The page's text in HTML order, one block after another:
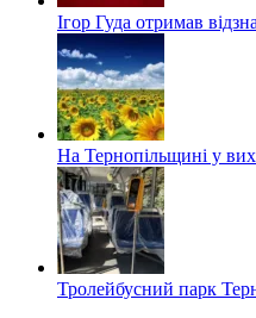
Ігор Гуда отримав
На Тернопільщині у
Тролейбусний парк